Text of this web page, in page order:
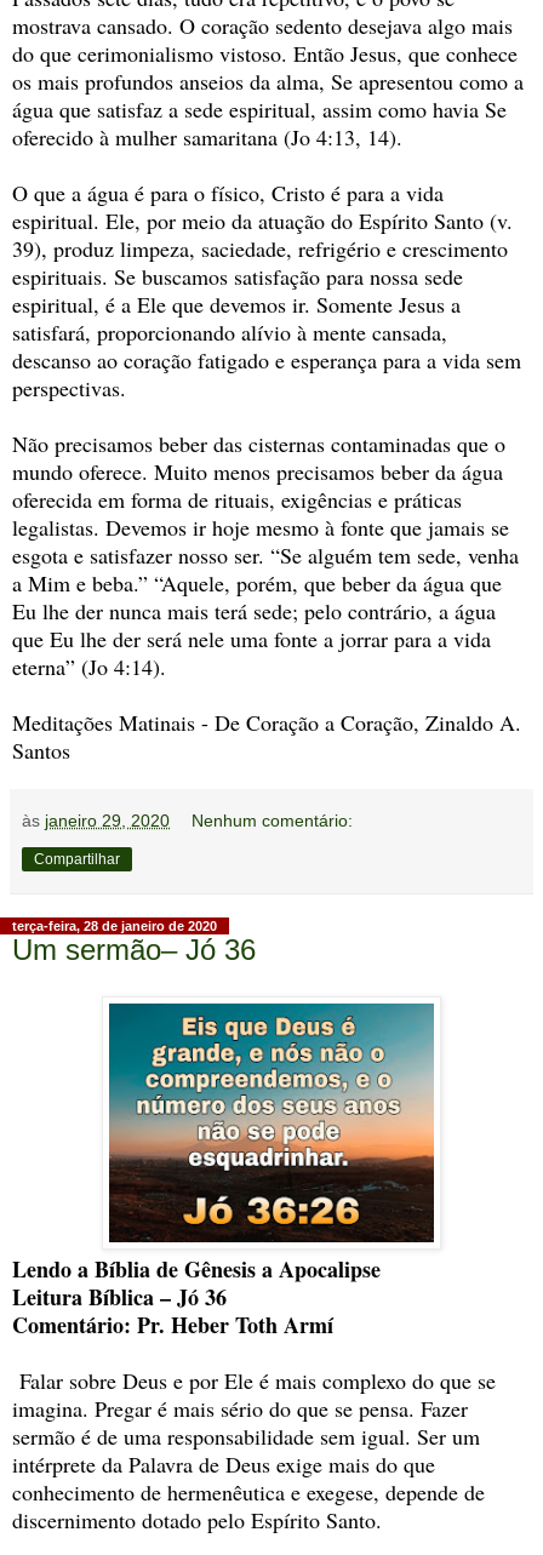
mostrava cansado. O coração sedento desejava algo mais
do que cerimonialismo vistoso. Então Jesus, que conhece
os mais profundos anseios da alma, Se apresentou como a
água que satisfaz a sede espiritual, assim como havia Se
oferecido à mulher samaritana (Jo 4:13, 14).
O que a água é para o físico, Cristo é para a vida
espiritual. Ele, por meio da atuação do Espírito Santo (v.
39), produz limpeza, saciedade, refrigério e crescimento
espirituais. Se buscamos satisfação para nossa sede
espiritual, é a Ele que devemos ir. Somente Jesus a
satisfará, proporcionando alívio à mente cansada,
descanso ao coração fatigado e esperança para a vida sem
perspectivas.
Não precisamos beber das cisternas contaminadas que o
mundo oferece. Muito menos precisamos beber da água
oferecida em forma de rituais, exigências e práticas
legalistas. Devemos ir hoje mesmo à fonte que jamais se
esgota e satisfazer nosso ser. “Se alguém tem sede, venha
a Mim e beba.” “Aquele, porém, que beber da água que
Eu lhe der nunca mais terá sede; pelo contrário, a água
que Eu lhe der será nele uma fonte a jorrar para a vida
eterna” (Jo 4:14).
Meditações Matinais - De Coração a Coração, Zinaldo A.
Santos
às janeiro 29, 2020 Nenhum comentário:
Compartilhar
terça-feira, 28 de janeiro de 2020
Um sermão– Jó 36
Lendo a Bíblia de Gênesis a Apocalipse
Leitura Bíblica – Jó 36
Comentário: Pr. Heber Toth Armí
Falar sobre Deus e por Ele é mais complexo do que se
imagina. Pregar é mais sério do que se pensa. Fazer
sermão é de uma responsabilidade sem igual. Ser um
intérprete da Palavra de Deus exige mais do que
conhecimento de hermenêutica e exegese, depende de
discernimento dotado pelo Espírito Santo.